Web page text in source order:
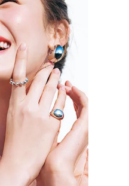
目 | CLASSY.[クラッシィ]
WEDDING
【10万円台から】ラグジュアリ
ーでよりパーソナルな『ブライ
ダルジュエリー』４選 | CLASSY.
[クラッシィ]
WEDDING Feb, 16, 2026
結婚式に黒ドレスはアリ？お呼
ばれで失敗しないコーデ＆マナ
ーを解説 | CLASSY.[クラッシィ]